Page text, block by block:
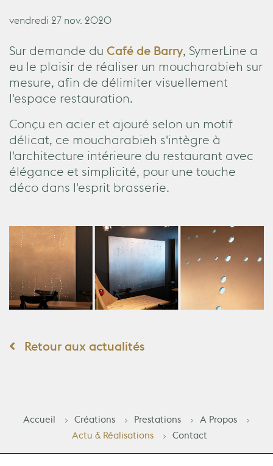
vendredi 27 nov. 2020
Sur demande duCafé de Barry, SymerLine a
eu le plaisir de réaliser un moucharabieh sur
mesure, afin de délimiter visuellement
l'espace restauration.
Conçu en acier et ajouré selon un motif
délicat, ce moucharabieh s'intègre à
l'architecture intérieure du restaurant avec
élégance et simplicité, pour une touche
déco dans l'esprit brasserie.
Retour aux actualités
Accueil Créations Prestations
A Propos
Actu & Réalisations
Contact